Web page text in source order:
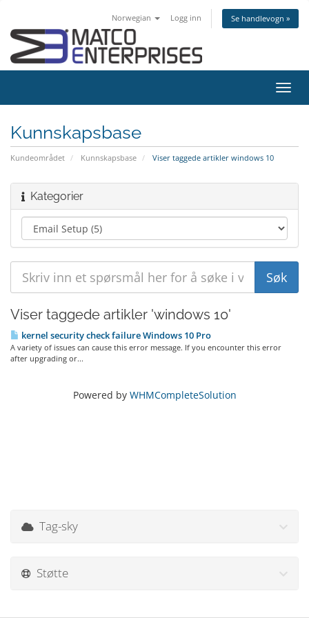
Norwegian Logg inn Se handlevogn »
Bytt
Kunnskapsbase
Kundeområdet Kunnskapsbase Viser taggede artikler windows 10
Kategorier
Viser taggede artikler 'windows 10'
kernel security check failure Windows 10 Pro
A variety of issues can cause this error message. If you encounter this error
after upgrading or...
Powered by WHMCompleteSolution
Tag-sky
Støtte